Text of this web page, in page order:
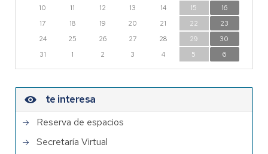
10
11 12 13 14 15
16
17
18 19 20 21 22
23
24
25 26 27 28 29
30
31
1 2 3 4 5 6
te interesa
Reserva de espacios
Secretaría Virtual